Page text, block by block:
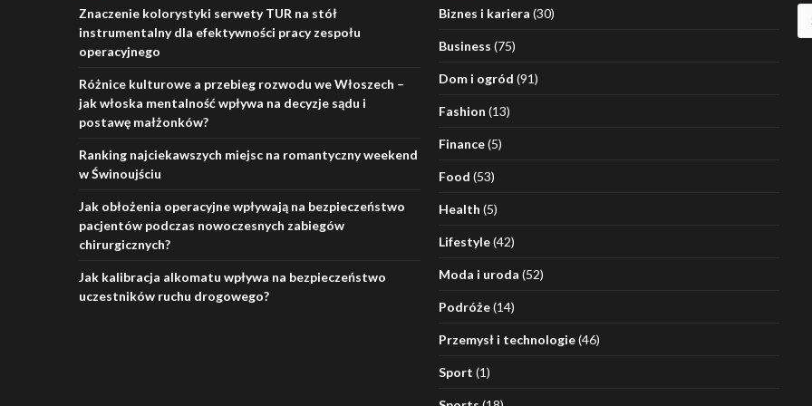
Znaczenie kolorystyki serwety TUR na stół
instrumentalny dla efektywności pracy zespołu
operacyjnego
Różnice kulturowe a przebieg rozwodu we Włoszech –
jak włoska mentalność wpływa na decyzje sądu i
postawę małżonków?
Ranking najciekawszych miejsc na romantyczny weekend
w Świnoujściu
Jak obłożenia operacyjne wpływają na bezpieczeństwo
pacjentów podczas nowoczesnych zabiegów
chirurgicznych?
Jak kalibracja alkomatu wpływa na bezpieczeństwo
uczestników ruchu drogowego?
Biznes i kariera (30)
Business (75)
Dom i ogród (91)
Fashion (13)
Finance(5)
Food (53)
Health (5)
Lifestyle(42)
Moda i uroda (52)
Podróże(14)
Przemysł i technologie(46)
Sport (1)